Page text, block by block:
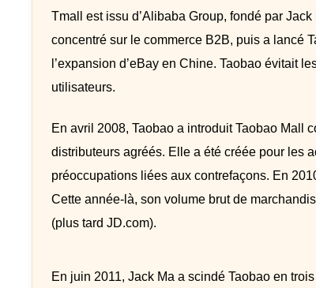
Tmall est issu d’Alibaba Group, fondé par
concentré sur le commerce B2B, puis a lancé
l’expansion d’eBay en Chine. Taobao évitait
utilisateurs.
En avril 2008, Taobao a introduit Taobao Mall
distributeurs agréés. Elle a été créée pour les
préoccupations liées aux contrefaçons. En
Cette année-là, son volume brut de
(plus tard JD.com).
En juin 2011, Jack Ma a scindé Taobao en